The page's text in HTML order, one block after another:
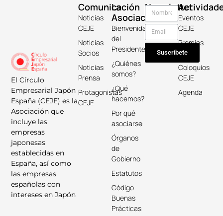
El Círculo
Empresarial Japón
España (CEJE) es la
Asociación que
incluye las
empresas
japonesas
establecidas en
España, así como
las empresas
españolas con
intereses en Japón
La
Asociación
Bienvenida
del
Presidente
¿Quiénes
somos?
¿Qué
hacemos?
Por qué
asociarse
Órganos
de
Gobierno
Estatutos
Código
Buenas
Prácticas
Comunicación
Noticias
CEJE
Noticias
Socios
Noticias
Prensa
Protagonistas
CEJE
Eventos
CEJE
Premios
Keicho
Coloquios
CEJE
Agenda
Newsletter
Suscríbete